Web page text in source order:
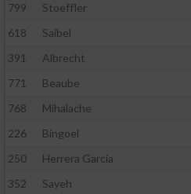
799
Stoeffler
618
Saibel
391
Albrecht
771
Beaube
768
Mihalache
226
Bingoel
250
Herrera Garcia
352
Sayeh